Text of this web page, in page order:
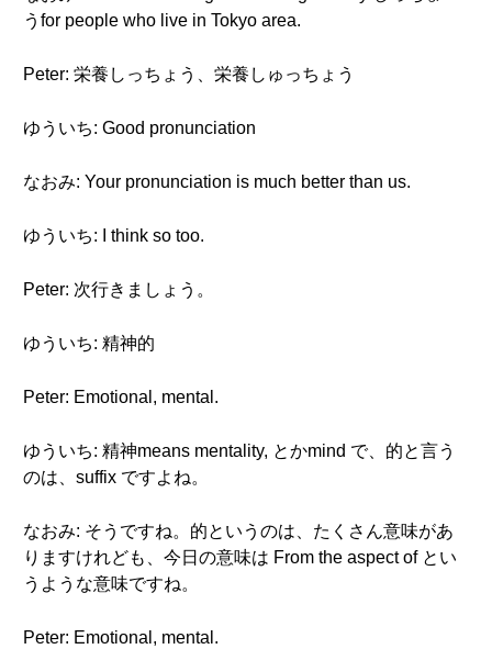
うfor people who live in Tokyo area.
Peter: 栄養しっちょう、栄養しゅっちょう
ゆういち: Good pronunciation
なおみ: Your pronunciation is much better than us.
ゆういち: I think so too.
Peter: 次行きましょう。
ゆういち: 精神的
Peter: Emotional, mental.
ゆういち: 精神means mentality, とかmind で、的と言う
のは、suffix ですよね。
なおみ: そうですね。的というのは、たくさん意味があ
りますけれども、今日の意味は From the aspect of とい
うような意味ですね。
Peter: Emotional, mental.